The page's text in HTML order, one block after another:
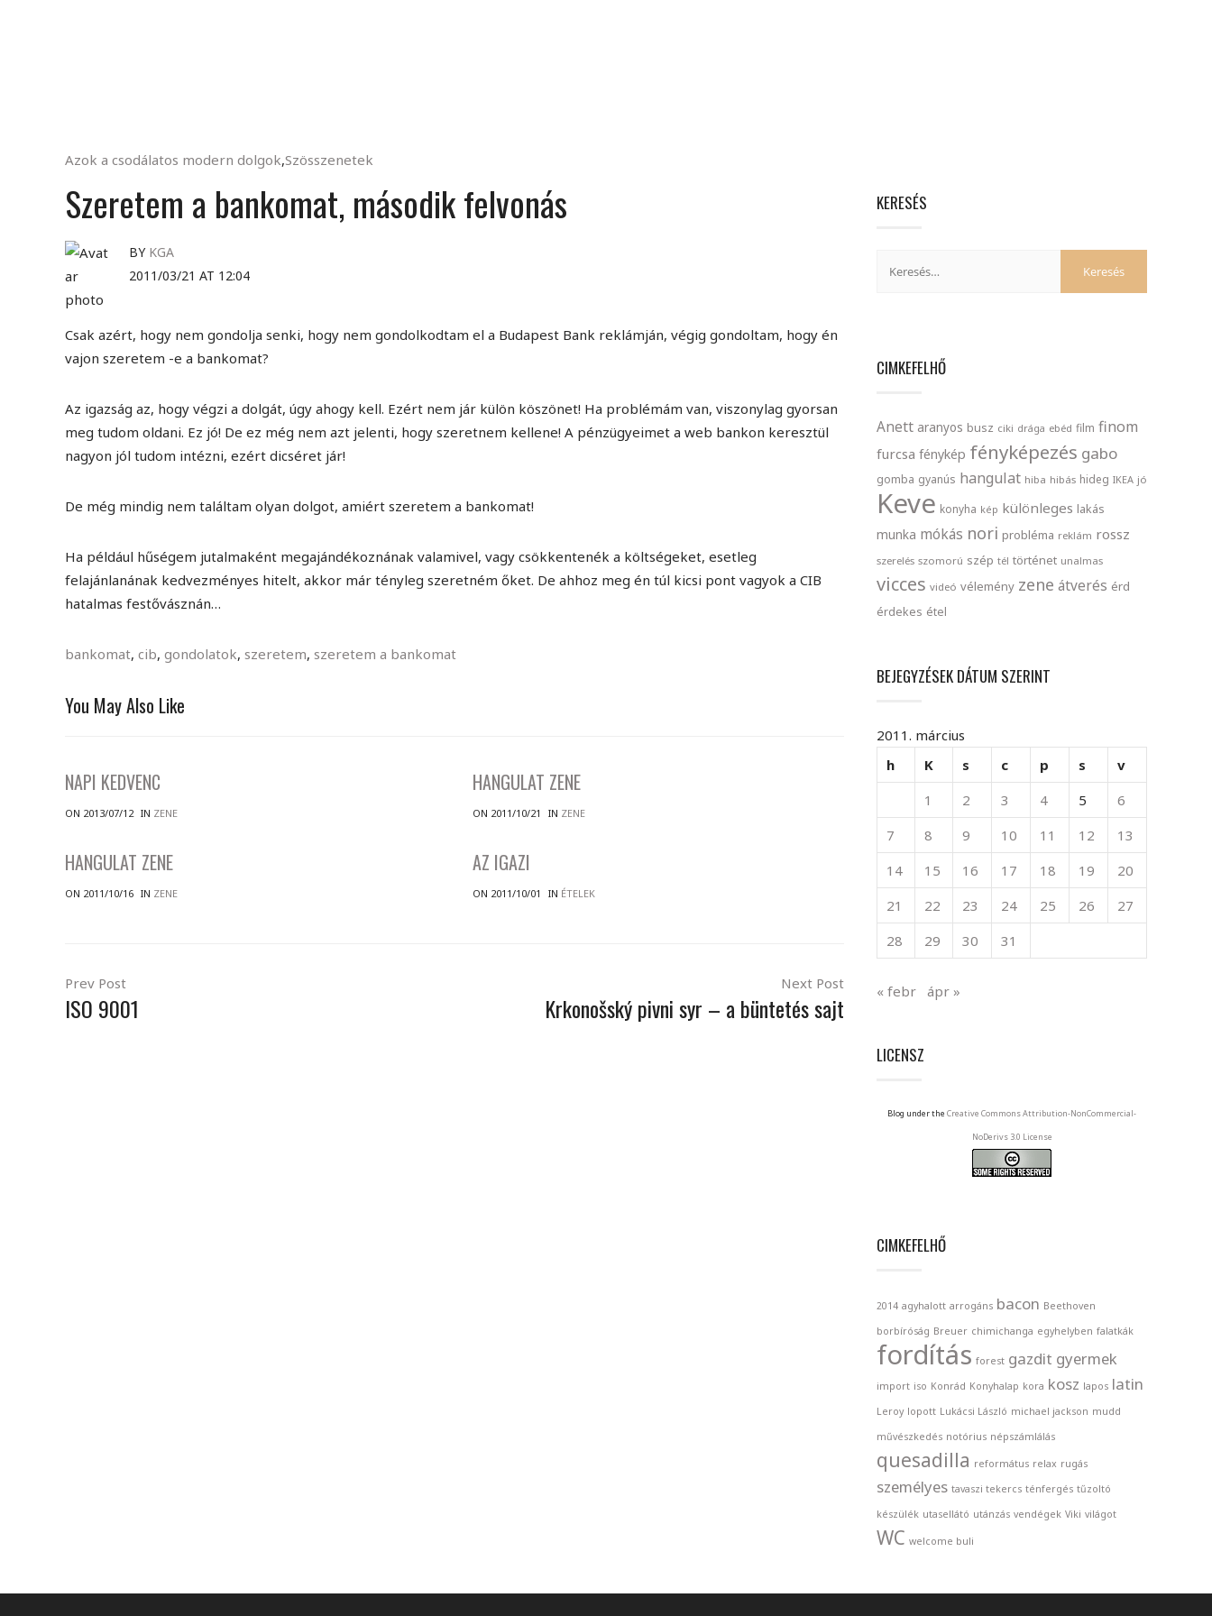
Azok a csodálatos modern dolgok,Szösszenetek
Szeretem a bankomat, második felvonás
BY KGA
2011/03/21 AT 12:04
Csak azért, hogy nem gondolja senki, hogy nem gondolkodtam el a Budapest Bank reklámján, végig gondoltam, hogy én
vajon szeretem -e a bankomat?
Az igazság az, hogy végzi a dolgát, úgy ahogy kell. Ezért nem jár külön köszönet! Ha problémám van, viszonylag gyorsan
meg tudom oldani. Ez jó! De ez még nem azt jelenti, hogy szeretnem kellene! A pénzügyeimet a web bankon keresztül
nagyon jól tudom intézni, ezért dicséret jár!
De még mindig nem találtam olyan dolgot, amiért szeretem a bankomat!
Ha például hűségem jutalmaként megajándékoznának valamivel, vagy csökkentenék a költségeket, esetleg
felajánlanának kedvezményes hitelt, akkor már tényleg szeretném őket. De ahhoz meg én túl kicsi pont vagyok a CIB
hatalmas festővásznán…
bankomat, cib, gondolatok, szeretem, szeretem a bankomat
You May Also Like
NAPI KEDVENC
ON 2013/07/12 IN ZENE
HANGULAT ZENE
ON 2011/10/21 IN ZENE
HANGULAT ZENE
ON 2011/10/16 IN ZENE
AZ IGAZI
ON 2011/10/01 IN ÉTELEK
Prev Post
ISO 9001
Next Post
Krkonošský pivni syr – a büntetés sajt
KERESÉS
CIMKEFELHŐ
Anett aranyos busz ciki drága ebéd film finom
furcsa fénykép fényképezés gabo
gomba gyanús hangulat hiba hibás hideg IKEA jó
Keve konyha kép különleges lakás
munka mókás nori probléma reklám rossz
szerelés szomorú szép tél történet unalmas
vicces videó vélemény zene átverés érd
érdekes étel
BEJEGYZÉSEK DÁTUM SZERINT
2011. március
h
K s c p s
v
1
2 3 4 5
6
7
8 9 10 11 12
13
14
15 16 17 18 19
20
21
22 23 24 25 26
27
28
29 30 31
« febr ápr »
LICENSZ
Blog under the Creative Commons Attribution-NonCommercial-
NoDerivs 3.0 License
CIMKEFELHŐ
2014 agyhalott arrogáns bacon Beethoven
borbíróság Breuer chimichanga egyhelyben falatkák
fordítás forest gazdit gyermek
import iso Konrád Konyhalap kora kosz lapos latin
Leroy lopott Lukácsi László michael jackson mudd
művészkedés notórius népszámlálás
quesadilla református relax rugás
személyes tavaszi tekercs ténfergés tűzoltó
készülék utasellátó utánzás vendégek Viki világot
WC welcome buli